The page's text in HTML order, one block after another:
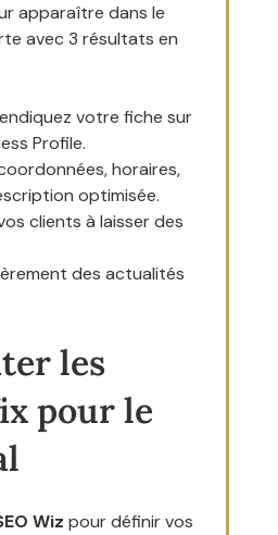
apparaître dans le
avec 3 résultats en
votre fiche sur
Profile.
horaires,
optimisée.
clients à laisser des
des actualités
les
pour le
Wiz pour définir vos